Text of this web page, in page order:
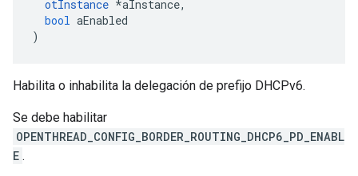
otInstance *aInstance,
bool aEnabled
)
Habilita o inhabilita la delegación de prefijo DHCPv6.
Se debe habilitar
OPENTHREAD_CONFIG_BORDER_ROUTING_DHCP6_PD_ENABL
E .